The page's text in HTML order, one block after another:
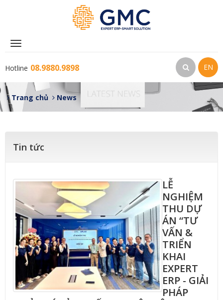
Toggle
Hotline 08.9880.9898 EN
Trang chủ News
Tin tức
LỄ
NGHIỆM
THU DỰ
ÁN “TƯ
VẤN &
TRIỂN
KHAI
EXPERT
ERP - GIẢI
PHÁP